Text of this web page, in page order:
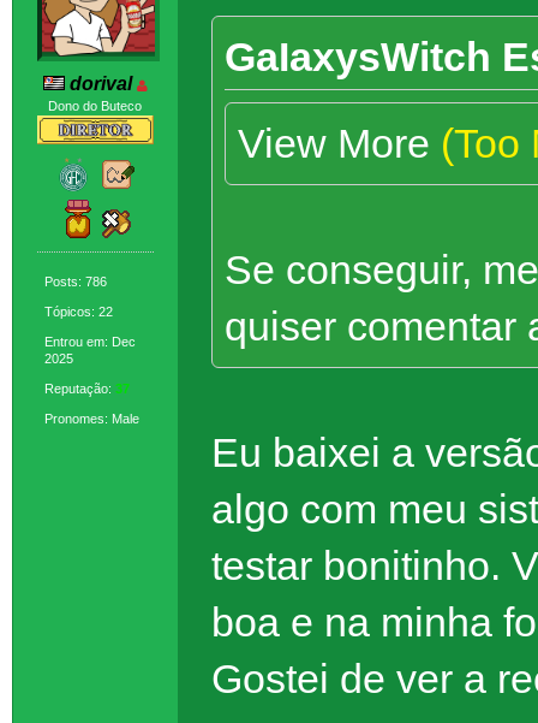
dorival
Dono do Buteco
Posts: 786
Tópicos: 22
Entrou em: Dec
2025
Reputação: 37
Pronomes: Male
GaIaxysWitch
View More (Too
Se conseguir,
quiser comentar
Eu baixei a
algo com meu
testar bonitinho.
boa e na minha
Gostei de ver a